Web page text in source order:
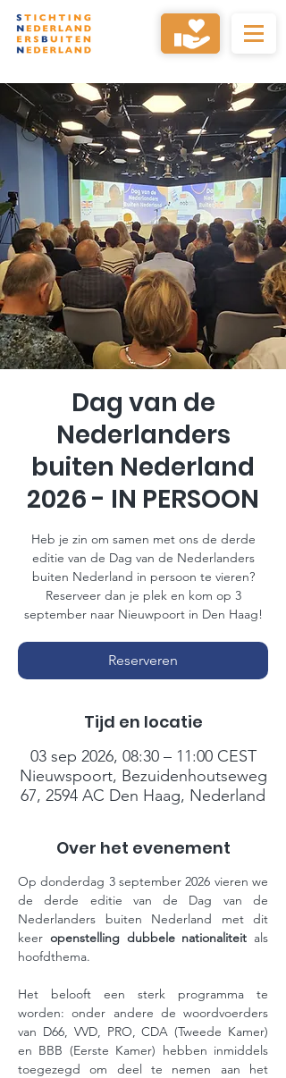
Dag van de
Nederlanders
buiten Nederland
2026 - IN PERSOON
Heb je zin om samen met ons de derde
editie van de Dag van de Nederlanders
buiten Nederland in persoon te vieren?
Reserveer dan je plek en kom op 3
september naar Nieuwpoort in Den Haag!
Reserveren
Tijd en locatie
03 sep 2026, 08:30 – 11:00 CEST
Nieuwspoort, Bezuidenhoutseweg
67, 2594 AC Den Haag, Nederland
Over het evenement
Op donderdag 3 september 2026 vieren we
de derde editie van de Dag van de
Nederlanders buiten Nederland met dit
keer openstelling dubbele nationaliteit als
hoofdthema.
Het belooft een sterk programma te
worden: onder andere de woordvoerders
van D66, VVD, PRO, CDA (Tweede Kamer)
en BBB (Eerste Kamer) hebben inmiddels
toegezegd om deel te nemen aan het